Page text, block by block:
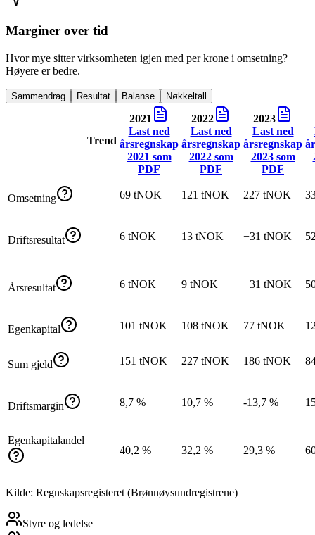
Marginer over tid
Hvor mye sitter virksomheten igjen med per krone i omsetning?
Høyere er bedre.
Sammendrag Resultat Balanse Nøkkeltall
Trend
2021
Last ned
årsregnskap
2021 som
PDF
2022
Last ned
årsregnskap
2022som
PDF
2023
Last ned
årsregnskap
2023som
PDF
Omsetning 69 tNOK 121 tNOK 227 tNOK
Driftsresultat 6 tNOK 13 tNOK −31 tNOK
Årsresultat 6 tNOK 9 tNOK −31 tNOK
Egenkapital 101 tNOK 108 tNOK 77 tNOK
Sum gjeld 151 tNOK 227 tNOK 186 tNOK
Driftsmargin 8,7 % 10,7 % -13,7 %
Egenkapitalandel
40,2 %
32,2 % 29,3 %
Kilde: Regnskapsregisteret (Brønnøysundregistrene)
Styre og ledelse